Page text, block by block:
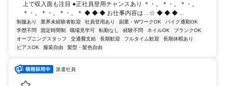
上で収入面も注目 ●正社員登用チャンスあり ＊・。＊・。＊・。
＊・。＊・。＊・。＊ ◆ ◆ ◆ お仕事内容は…☆ ◆ ◆ ◆ ...
制服あり 業界未経験者歓迎 社員登用あり 副業・WワークOK
バイク通勤OK
学歴不問
固定時間制 職場見学可 転勤なし 経験不問 ネイルOK
ブランクOK
オープニングスタッフ
交通費支給 長期歓迎 フルタイム歓迎
長期休暇あり
ピアスOK
服装自由 髪型・髪色自由
派遣社員